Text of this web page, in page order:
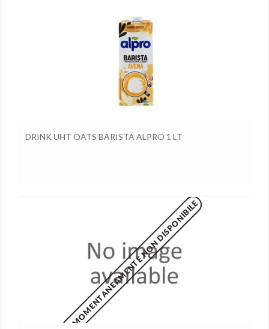
DRINK UHT OATS BARISTA ALPRO 1 LT
MOMENTANEAMENTE NON DISPONIBILE